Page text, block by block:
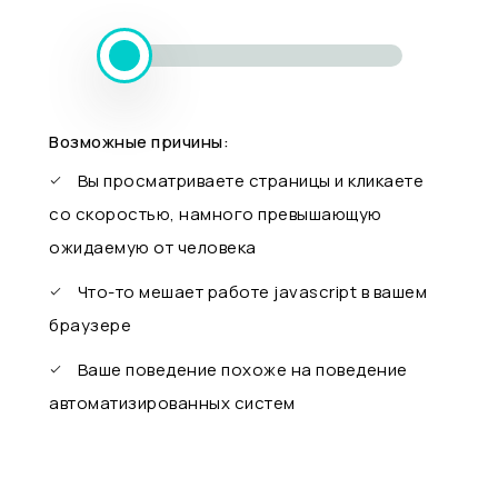
Возможные причины:
Вы просматриваете страницы и кликаете
со скоростью, намного превышающую
ожидаемую от человека
Что-то мешает работе javascript в вашем
браузере
Ваше поведение похоже на поведение
автоматизированных систем